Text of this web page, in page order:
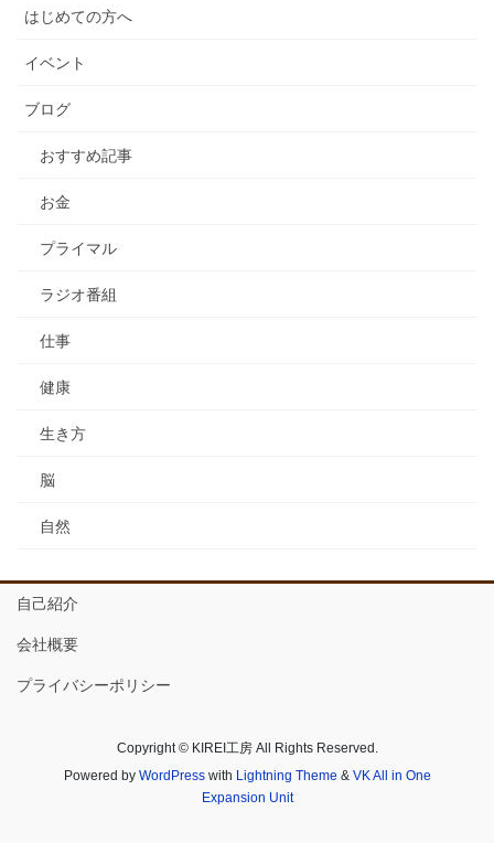
はじめての方へ
イベント
ブログ
おすすめ記事
お金
プライマル
ラジオ番組
仕事
健康
生き方
脳
自然
自己紹介
会社概要
プライバシーポリシー
Copyright © KIREI工房 All Rights Reserved.
Powered by WordPresswith Lightning Theme & VK All in One
Expansion Unit